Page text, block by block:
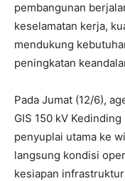
pembangunan
keselamatan kerja,
mendukung
peningkatan
Pada Jumat (12/6),
GIS 150 kV
penyuplai utama ke
langsung kondisi
kesiapan